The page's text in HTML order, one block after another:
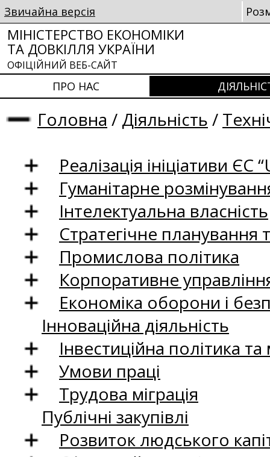
Звичайна версія
МІНІСТЕРСТВО ЕКОНОМІКИ
ТА ДОВКІЛЛЯ УКРАЇНИ
ОФІЦІЙНИЙ ВЕБ-САЙТ
ПРО НАС
Головна / Діяльність /
Реалізація ініціативи ЄС
Гуманітарне
Інтелектуальна власність
Стратегічне
Промислова політика
Корпоративне
Економіка оборони і
Інноваційна діяльність
Інвестиційна політика
Умови праці
Трудова міграція
Публічні закупівлі
Розвиток людського